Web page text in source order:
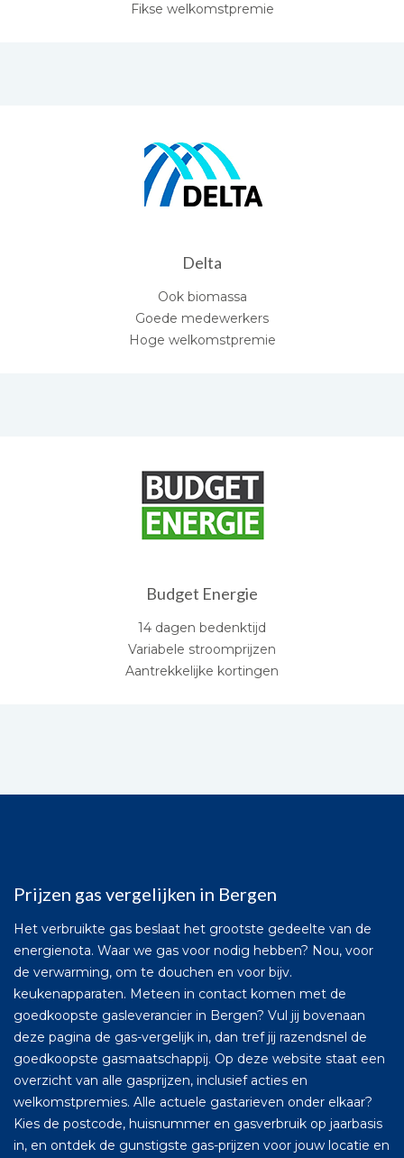
Fikse welkomstpremie
Delta
Ook biomassa
Goede medewerkers
Hoge welkomstpremie
Budget Energie
14 dagen bedenktijd
Variabele stroomprijzen
Aantrekkelijke kortingen
Prijzen gas vergelijken in Bergen
Het verbruikte gas beslaat het grootste gedeelte van de
energienota. Waar we gas voor nodig hebben? Nou, voor
de verwarming, om te douchen en voor bijv.
keukenapparaten. Meteen in contact komen met de
goedkoopste gasleverancier in Bergen? Vul jij bovenaan
deze pagina de gas-vergelijk in, dan tref jij razendsnel de
goedkoopste gasmaatschappij. Op deze website staat een
overzicht van alle gasprijzen, inclusief acties en
welkomstpremies. Alle actuele gastarieven onder elkaar?
Kies de postcode, huisnummer en gasverbruik op jaarbasis
in, en ontdek de gunstigste gas-prijzen voor jouw locatie en